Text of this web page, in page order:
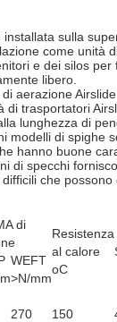
installata sulla
come unità
e dei silos per
libero.
aerazione
di trasportatori
lunghezza di
modelli di spighe
hanno buone
di specchi
che possono
di
Resistenza
al calore
oC
WEFT
>N/mm
270 150